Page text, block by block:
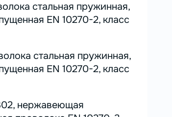
стальная пружинная,
EN 10270-2, класс
стальная пружинная,
EN 10270-2, класс
нержавеющая